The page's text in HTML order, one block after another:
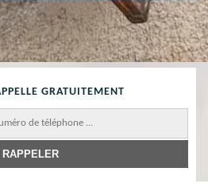
GRATUITEMENT